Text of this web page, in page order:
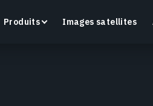
Produits Images satellites